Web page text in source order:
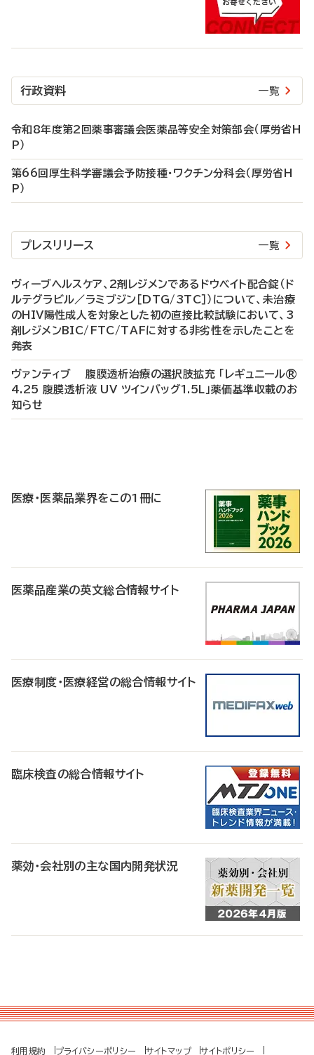
行政資料 一覧
令和8年度第2回薬事審議会医薬品等安全対策部会（厚労省H
P）
第66回厚生科学審議会予防接種・ワクチン分科会（厚労省H
P）
プレスリリース 一覧
ヴィーブヘルスケア、2剤レジメンであるドウベイト配合錠（ド
ルテグラビル／ラミブジン［DTG/3TC］）について、未治療
のHIV陽性成人を対象とした初の直接比較試験において、3
剤レジメンBIC/FTC/TAFに対する非劣性を示したことを
発表
ヴァンティブ 腹膜透析治療の選択肢拡充 「レギュニール®
4.25 腹膜透析液 UV ツインバッグ1.5L」薬価基準収載のお
知らせ
医療・医薬品業界をこの1冊に
医薬品産業の英文総合情報サイト
医療制度・医療経営の総合情報サイト
臨床検査の総合情報サイト
薬効・会社別の主な国内開発状況
利用規約 プライバシーポリシー サイトマップ サイトポリシー